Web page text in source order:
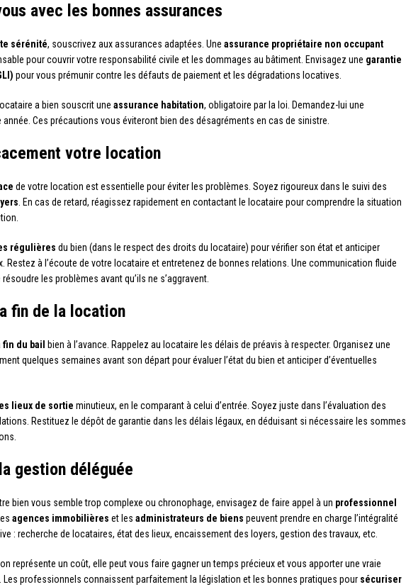
avec les bonnes assurances
sérénité, souscrivez aux assurances adaptées. Une assurance propriétaire non occupant
pour couvrir votre responsabilité civile et les dommages au bâtiment. Envisagez une garantie
pour vous prémunir contre les défauts de paiement et les dégradations locatives.
a bien souscrit une assurance habitation, obligatoire par la loi. Demandez-lui une
Ces précautions vous éviteront bien des désagréments en cas de sinistre.
votre location
de votre location est essentielle pour éviter les problèmes. Soyez rigoureux dans le suivi des
. En cas de retard, réagissez rapidement en contactant le locataire pour comprendre la situation
régulières du bien (dans le respect des droits du locataire) pour vérifier son état et anticiper
Restez à l’écoute de votre locataire et entretenez de bonnes relations. Une communication fluide
les problèmes avant qu’ils ne s’aggravent.
fin de la location
fin du bail
bien à l’avance. Rappelez au locataire les délais de préavis à respecter. Organisez une
quelques semaines avant son départ pour évaluer l’état du bien et anticiper d’éventuelles
lieux de sortie minutieux, en le comparant à celui d’entrée. Soyez juste dans l’évaluation des
Restituez le dépôt de garantie dans les délais légaux, en déduisant si nécessaire les sommes
gestion déléguée
bien vous semble trop complexe ou chronophage, envisagez de faire appel à un professionnel
agences immobilières et les administrateurs de biens peuvent prendre en charge l’intégralité
: recherche de locataires, état des lieux, encaissement des loyers, gestion des travaux, etc.
représente un coût, elle peut vous faire gagner un temps précieux et vous apporter une vraie
Les professionnels connaissent parfaitement la législation et les bonnes pratiques pour sécuriser